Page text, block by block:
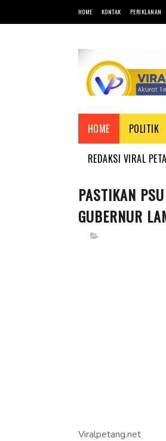
HOME KONTAK PERIKLANAN
HOME POLITIK
REDAKSI VIRAL
PASTIKAN
GUBERNUR
Viralpetang.net